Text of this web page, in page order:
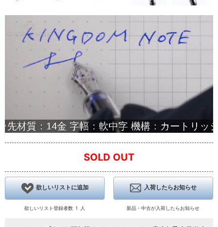
SOLD OUT
欲しいリストに追加
欲しいリスト登録者数 1 人
入荷したらお知らせ
新品・中古が入荷したらお知らせ